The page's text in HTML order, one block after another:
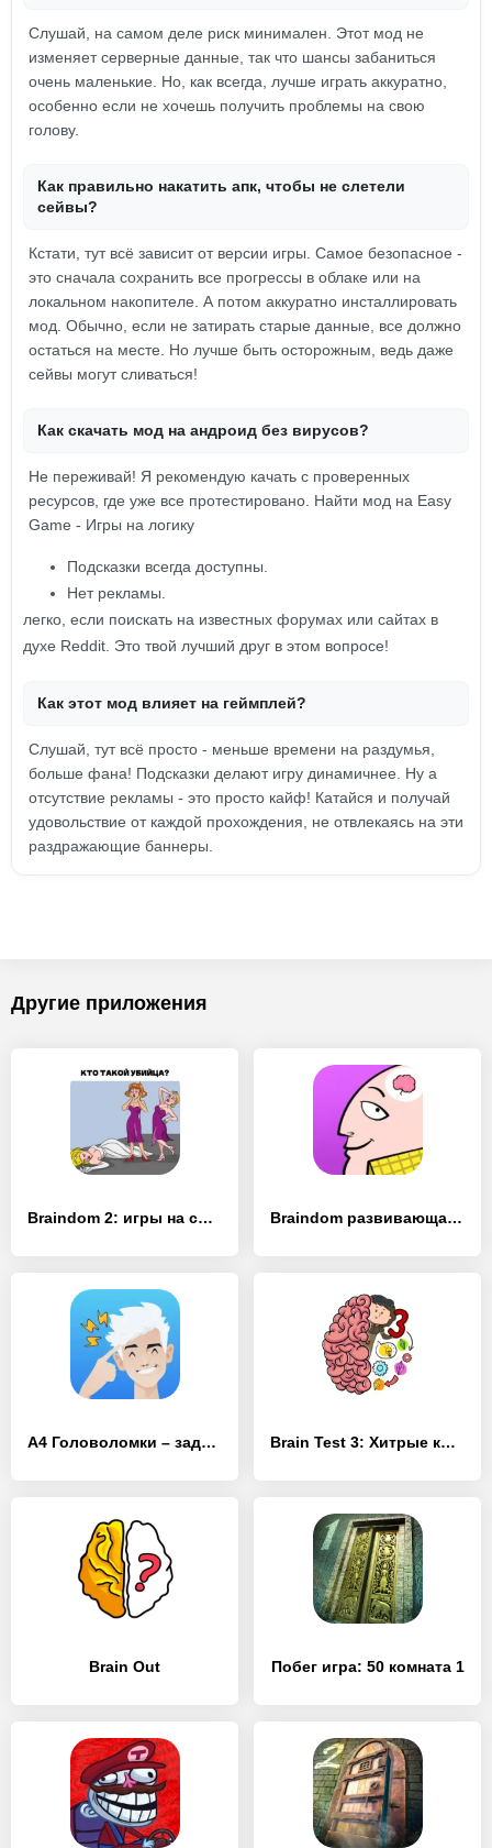
Слушай, на самом деле риск минимален. Этот мод не
изменяет серверные данные, так что шансы забаниться
очень маленькие. Но, как всегда, лучше играть аккуратно,
особенно если не хочешь получить проблемы на свою
голову.
Как правильно накатить апк, чтобы не слетели
сейвы?
Кстати, тут всё зависит от версии игры. Самое безопасное -
это сначала сохранить все прогрессы в облаке или на
локальном накопителе. А потом аккуратно инсталлировать
мод. Обычно, если не затирать старые данные, все должно
остаться на месте. Но лучше быть осторожным, ведь даже
сейвы могут сливаться!
Как скачать мод на андроид без вирусов?
Не переживай! Я рекомендую качать с проверенных
ресурсов, где уже все протестировано. Найти мод на Easy
Game - Игры на логику
Подсказки всегда доступны.
Нет рекламы.
легко, если поискать на известных форумах или сайтах в
духе Reddit. Это твой лучший друг в этом вопросе!
Как этот мод влияет на геймплей?
Слушай, тут всё просто - меньше времени на раздумья,
больше фана! Подсказки делают игру динамичнее. Ну а
отсутствие рекламы - это просто кайф! Катайся и получай
удовольствие от каждой прохождения, не отвлекаясь на эти
раздражающие баннеры.
Другие приложения
Braindom 2: игры на смекалку Braindom развивающая игра-тест
А4 Головоломки – задачи на логику Brain Test 3: Xитрые квесты
Brain Out Побег игра: 50 комната 1